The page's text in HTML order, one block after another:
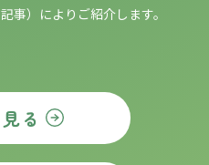
事）によりご紹介します。
る